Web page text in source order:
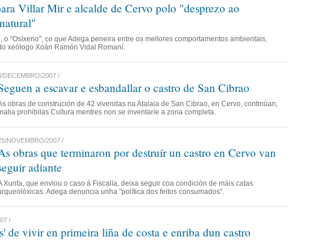
Villar Mir e alcalde de Cervo polo "desprezo ao
o "Osíxeno", co que Adega peneira entre os mellores comportamentos ambientais,
xeólogo Xoán Ramón Vidal Romaní.
DECEMBRO/2007 /
a escavar e esbandallar o castro de San Cibrao
obras de construción de 42 vivendas na Atalaia de San Cibrao, en Cervo, continúan,
prohibilas Cultura mentres non se inventaríe a zona completa.
NOVEMBRO/2007 /
obras que terminaron por destruír un castro en Cervo van
adiante
Xunta, que enviou o caso á Fiscalía, deixa seguir coa condición de máis catas
Adega denuncia unha "política dos feitos consumados".
/
de vivir en primeira liña de costa e enriba dun castro